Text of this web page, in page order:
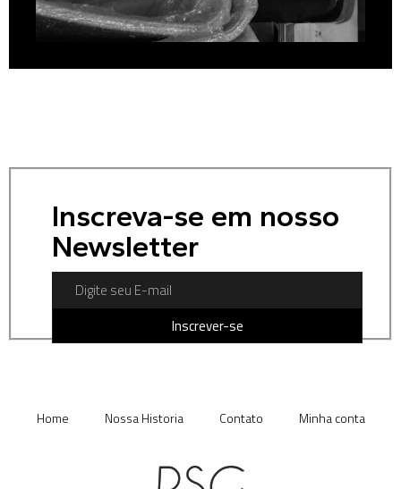
Inscreva-se em nosso
Newsletter
Inscrever-se
Home Nossa Historia Contato Minha conta